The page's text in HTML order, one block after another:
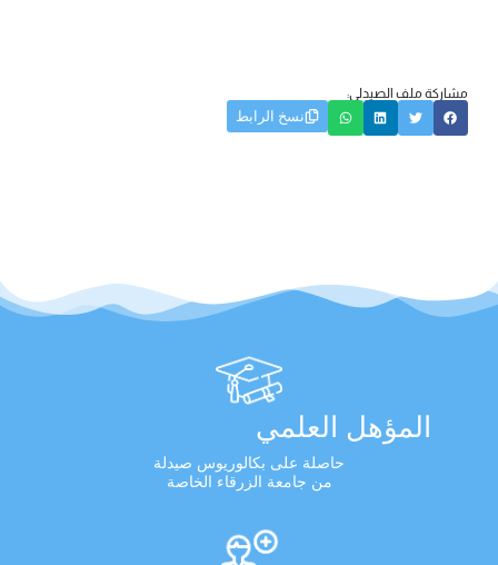
مشاركة ملف الصيدلي:
نسخ الرابط
المؤهل العلمي
حاصلة على بكالوريوس صيدلة
من جامعة الزرقاء الخاصة